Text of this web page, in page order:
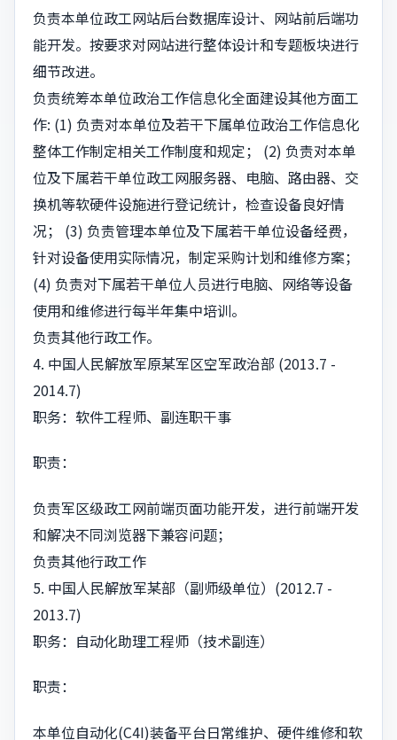
负责本单位政工网站后台数据库设计、网站前后端功
能开发。按要求对网站进行整体设计和专题板块进行
细节改进。
负责统筹本单位政治工作信息化全面建设其他方面工
作: (1) 负责对本单位及若干下属单位政治工作信息化
整体工作制定相关工作制度和规定； (2) 负责对本单
位及下属若干单位政工网服务器、电脑、路由器、交
换机等软硬件设施进行登记统计，检查设备良好情
况； (3) 负责管理本单位及下属若干单位设备经费，
针对设备使用实际情况，制定采购计划和维修方案；
(4) 负责对下属若干单位人员进行电脑、网络等设备
使用和维修进行每半年集中培训。
负责其他行政工作。
4. 中国人民解放军原某军区空军政治部 (2013.7 -
2014.7)
职务：软件工程师、副连职干事
职责：
负责军区级政工网前端页面功能开发，进行前端开发
和解决不同浏览器下兼容问题；
负责其他行政工作
5. 中国人民解放军某部（副师级单位）(2012.7 -
2013.7)
职务：自动化助理工程师（技术副连）
职责：
本单位自动化(C4I)装备平台日常维护、硬件维修和软